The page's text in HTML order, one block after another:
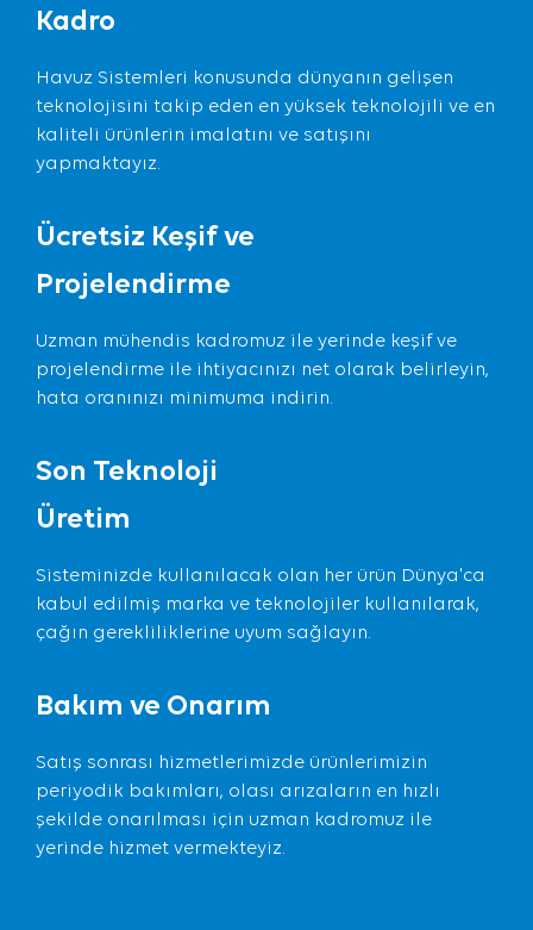
Kadro
Havuz Sistemleri konusunda dünyanın gelişen
teknolojisini takip eden en yüksek teknolojili ve en
kaliteli ürünlerin imalatını ve satışını
yapmaktayız.
Ücretsiz Keşif ve
Projelendirme
Uzman mühendis kadromuz ile yerinde keşif ve
projelendirme ile ihtiyacınızı net olarak belirleyin,
hata oranınızı minimuma indirin.
Son Teknoloji
Üretim
Sisteminizde kullanılacak olan her ürün Dünya'ca
kabul edilmiş marka ve teknolojiler kullanılarak,
çağın gerekliliklerine uyum sağlayın.
Bakım ve Onarım
Satış sonrası hizmetlerimizde ürünlerimizin
periyodik bakımları, olası arızaların en hızlı
şekilde onarılması için uzman kadromuz ile
yerinde hizmet vermekteyiz.